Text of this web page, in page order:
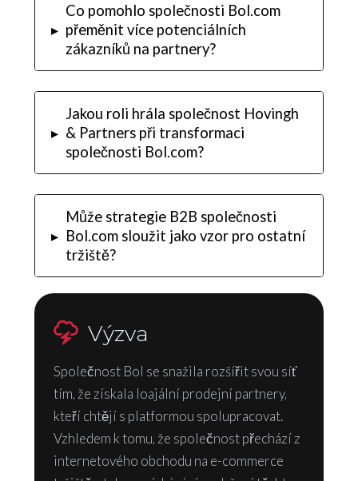
▸
Co pomohlo společnosti Bol.com
přeměnit více potenciálních
zákazníků na partnery?
▸
Jakou roli hrála společnost Hovingh
& Partners při transformaci
společnosti Bol.com?
▸
Může strategie B2B společnosti
Bol.com sloužit jako vzor pro ostatní
tržiště?
Výzva
Společnost Bol se snažila rozšířit svou síť
tím, že získala loajální prodejní partnery,
kteří chtějí s platformou spolupracovat.
Vzhledem k tomu, že společnost přechází z
internetového obchodu na e-commerce